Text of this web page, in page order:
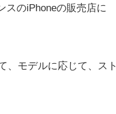
スのiPhoneの販売店に
、モデルに応じて、スト